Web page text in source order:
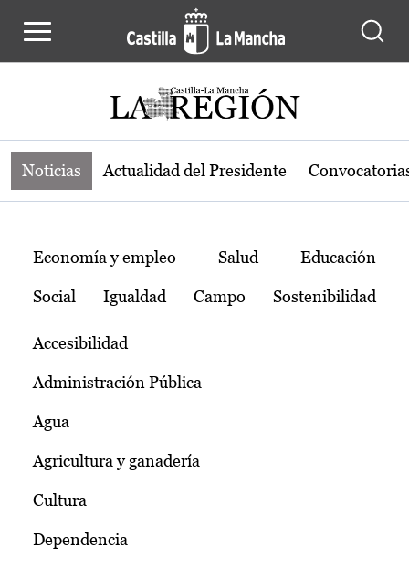
Noticias de la región de Castilla-La
Noticias Actualidad del Presidente
Temas
Economía y empleo Salud Educación
Social Igualdad Campo Sostenibilidad
Accesibilidad
Administración Pública
Agua
Agricultura y ganadería
Cultura
Dependencia